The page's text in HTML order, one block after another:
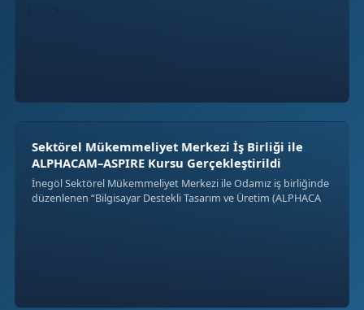
Sektörel Mükemmeliyet Merkezi İş Birliği ile
ALPHACAM–ASPIRE Kursu Gerçekleştirildi
İnegöl Sektörel Mükemmeliyet Merkezi ile Odamız iş birliğinde
düzenlenen “Bilgisayar Destekli Tasarım ve Üretim (ALPHACA